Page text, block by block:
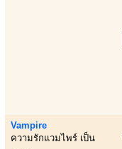
Vampire
ความรักแวมไพร์ เป็น